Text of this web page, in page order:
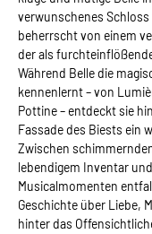
verwunschenes
beherrscht von einem
der als
Während Belle die
kennenlernt – von
Pottine – entdeckt sie
Fassade des Biests ein
Zwischen
lebendigem Inventar
Musicalmomenten
Geschichte über Liebe,
hinter das